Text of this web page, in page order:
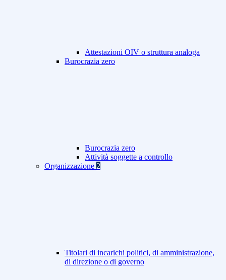
Attestazioni OIV o struttura analoga
Burocrazia zero
Burocrazia zero
Attività soggette a controllo
Organizzazione 2
Titolari di incarichi politici, di amministrazione,
di direzione o di governo